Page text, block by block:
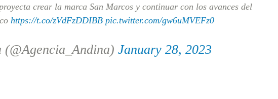
crear la marca San Marcos y continuar con los avances del
https://t.co/zVdFzDDIBB pic.twitter.com/gw6uMVEFz0
January 28, 2023